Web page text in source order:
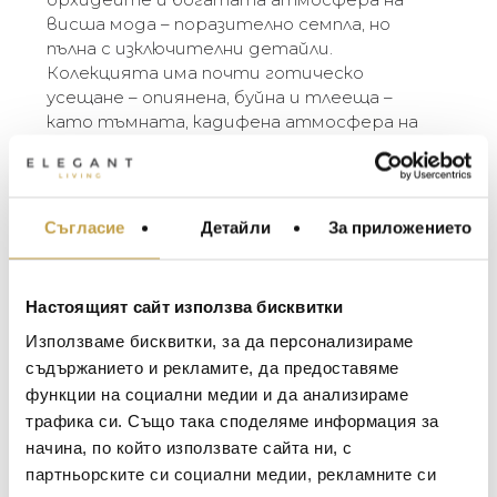
Съгласие Детайли За приложението
Настоящият сайт използва бисквитки
Използваме бисквитки, за да персонализираме
съдържанието и рекламите, да предоставяме
функции на социални медии и да анализираме
трафика си. Също така споделяме информация за
начина, по който използвате сайта ни, с
партньорските си социални медии, рекламните си
висша мода – поразително семпла, но
пълна с изключителни детайли.
Колекцията има почти готическо
усещане – опиянена, буйна и тлееща –
като тъмната, кадифена атмосфера на
“Има нещо толкова съблазнително в
прекрасни, като жена, облечена в черна
кадифена рокля, носеща се из голямо
са като последното сияние на красива
вечер.” – Michael Aram
The Michael Aram Black Orchid Collection was
inspired by the powerful sensuality of orchids
and the rich ambiance of haute couture –
detail. The collection has an almost gothic
МЕБЕЛИ ЗА ДОМА И
ЗА МАСАТА
ТЕКСТИЛ ЗА ДОМА
АРОМАТИ ЗА ДОМА
ИЗКУСТВО И КНИГИ
BACCARAT
TOM DIXON
MICHAEL ARAM
ASSOULINE